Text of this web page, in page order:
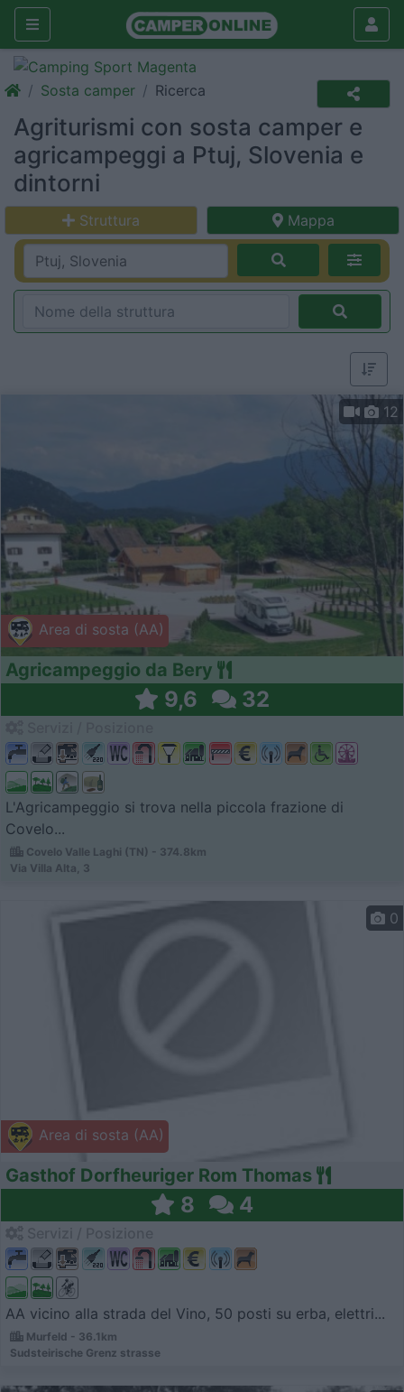
Sosta camper Ricerca
Agriturismi con sosta camper e
agricampeggi a Ptuj, Slovenia e
dintorni
Struttura Mappa
Area di sosta (AA)
12
Agricampeggio da Bery
9,6 32
L'Agricampeggio si trova nella piccola frazione di
Covelo...
Covelo Valle Laghi (TN) - 374.8km
Via Villa Alta, 3
Area di sosta (AA)
0
Gasthof Dorfheuriger Rom Thomas
8 4
AA vicino alla strada del Vino, 50 posti su erba, elettri...
Murfeld - 36.1km
Sudsteirische Grenz strasse